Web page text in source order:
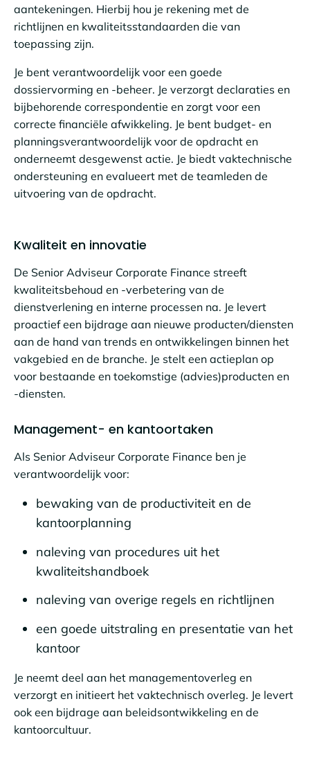
aantekeningen. Hierbij hou je rekening met de
richtlijnen en kwaliteitsstandaarden die van
toepassing zijn.
Je bent verantwoordelijk voor een goede
dossiervorming en -beheer. Je verzorgt declaraties en
bijbehorende correspondentie en zorgt voor een
correcte financiële afwikkeling. Je bent budget- en
planningsverantwoordelijk voor de opdracht en
onderneemt desgewenst actie. Je biedt vaktechnische
ondersteuning en evalueert met de teamleden de
uitvoering van de opdracht.
Kwaliteit en innovatie
De Senior Adviseur Corporate Finance streeft
kwaliteitsbehoud en -verbetering van de
dienstverlening en interne processen na. Je levert
proactief een bijdrage aan nieuwe producten/diensten
aan de hand van trends en ontwikkelingen binnen het
vakgebied en de branche. Je stelt een actieplan op
voor bestaande en toekomstige (advies)producten en
-diensten.
Management- en kantoortaken
Als Senior Adviseur Corporate Finance ben je
verantwoordelijk voor:
bewaking van de productiviteit en de
kantoorplanning
naleving van procedures uit het
kwaliteitshandboek
naleving van overige regels en richtlijnen
een goede uitstraling en presentatie van het
kantoor
Je neemt deel aan het managementoverleg en
verzorgt en initieert het vaktechnisch overleg. Je levert
ook een bijdrage aan beleidsontwikkeling en de
kantoorcultuur.